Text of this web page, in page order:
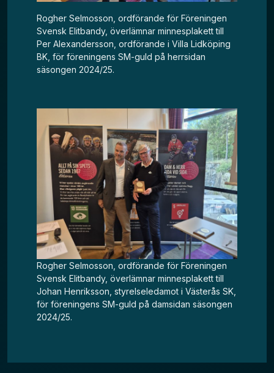
Rogher Selmosson, ordförande för Föreningen
Svensk Elitbandy, överlämnar minnesplakett till
Per Alexandersson, ordförande i Villa Lidköping
BK, för föreningens SM-guld på herrsidan
säsongen 2024/25.
Rogher Selmosson, ordförande för Föreningen
Svensk Elitbandy, överlämnar minnesplakett till
Johan Henriksson, styrelseledamot i Västerås SK,
för föreningens SM-guld på damsidan säsongen
2024/25.